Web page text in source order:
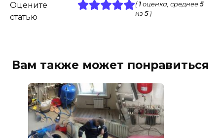
Оцените
статью
( 1оценка, среднее 5
из 5)
Вам также может понравиться